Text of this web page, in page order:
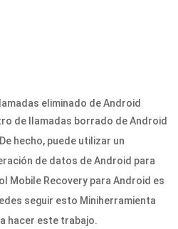
de llamadas borrado de Android
hecho, puede utilizar un
de datos de Android para
Mobile Recovery para Android es
seguir esto Miniherramienta
hacer este trabajo.